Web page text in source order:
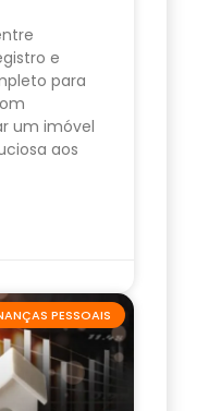
e
para
um imóvel
aos
PESSOAIS